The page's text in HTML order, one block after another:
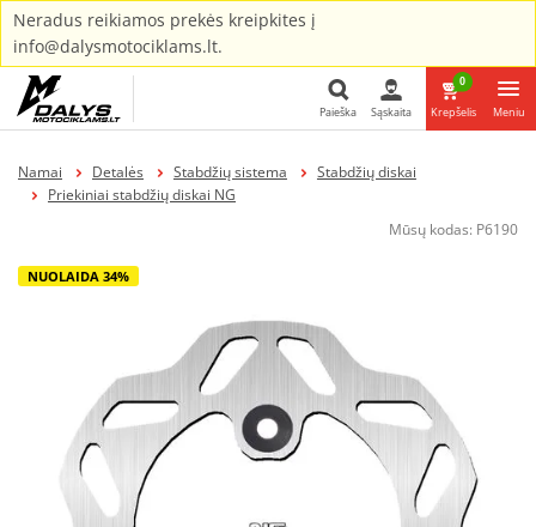
Neradus reikiamos prekės kreipkites į
info@dalysmotociklams.lt.
Paieška Sąskaita
0
Krepšelis Meniu
Namai Detalės Stabdžių sistema
Stabdžių diskai
Priekiniai stabdžių diskai NG
Mūsų kodas: P6190
NUOLAIDA 34%